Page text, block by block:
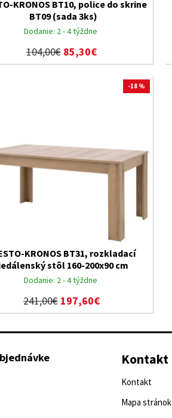
Dodanie: 2 - 4 týždne
KRONOS BT10, police do skrine
BT09 (sada 3ks)
104,00€ 85,30€
-18 %
Dodanie: 2 - 4 týždne
KRONOS BT31, rozkladací
stôl 160-200x90 cm
241,00€ 197,60€
Kontakt
Kontakt
Mapa stránok